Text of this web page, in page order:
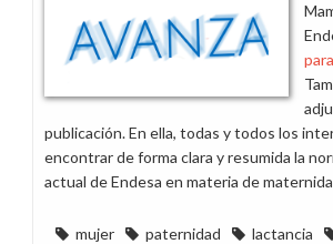
publicación. En ella, todas y todos los
encontrar de forma clara y resumida la
actual de Endesa en materia de
mujer paternidad lactancia